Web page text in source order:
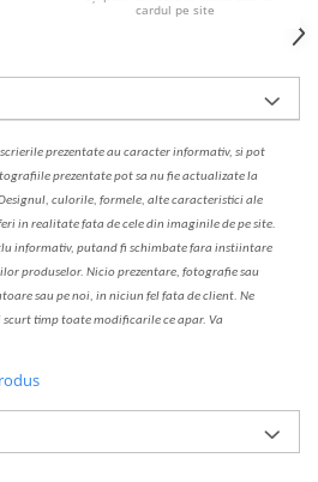
cardul pe site
prezentate au caracter informativ, si pot
prezentate pot sa nu fie actualizate la
culorile, formele, alte caracteristici ale
in realitate fata de cele din imaginile de pe site.
informativ, putand fi schimbate fara instiintare
produselor. Nicio prezentare, fotografie sau
sau pe noi, in niciun fel fata de client. Ne
scurt timp toate modificarile ce apar. Va